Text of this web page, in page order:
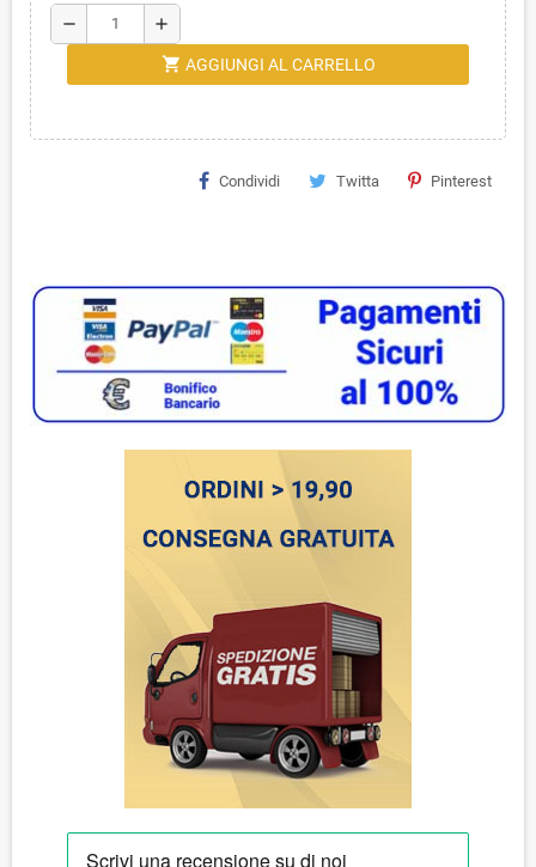
remove add
shopping_cart AGGIUNGI AL CARRELLO
Condividi Twitta Pinterest